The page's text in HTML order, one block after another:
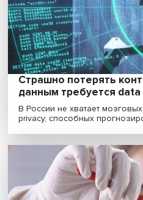
200 тысяч лет
секунду: как
помогает ученым
Исследовать работу
источник COVID-19,